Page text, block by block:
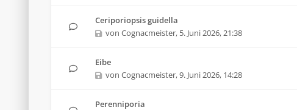
Ceriporiopsis guidella
von Cognacmeister, 5. Juni 2026, 21:38
Eibe
von Cognacmeister,9. Juni 2026, 14:28
Perenniporia